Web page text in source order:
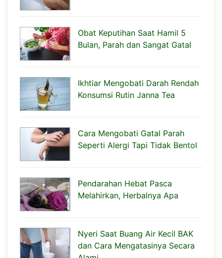
Obat Keputihan Saat Hamil 5
Bulan, Parah dan Sangat Gatal
Ikhtiar Mengobati Darah Rendah
Konsumsi Rutin Janna Tea
Cara Mengobati Gatal Parah
Seperti Alergi Tapi Tidak Bentol
Pendarahan Hebat Pasca
Melahirkan, Herbalnya Apa
Nyeri Saat Buang Air Kecil BAK
dan Cara Mengatasinya Secara